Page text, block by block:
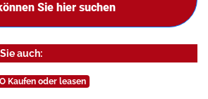
Sie hier suchen
auch:
Kaufen oder leasen